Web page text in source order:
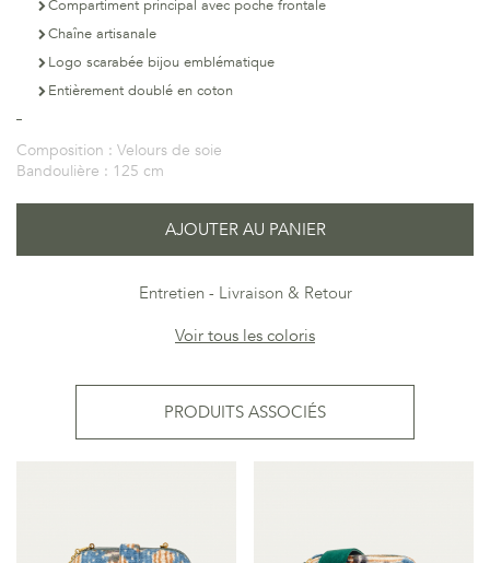
Compartiment principal avec poche frontale
Chaîne artisanale
Logo scarabée bijou emblématique
Entièrement doublé en coton
Composition : Velours de soie
Bandoulière : 125 cm
AJOUTER AU PANIER
Entretien
Livraison & Retour
Voir tous les coloris
PRODUITS ASSOCIÉS